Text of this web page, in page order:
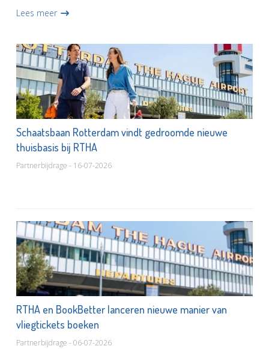
over de...
Lees meer
Schaatsbaan Rotterdam vindt gedroomde nieuwe
thuisbasis bij RTHA
Partnerbijdrage - 16-07-2026
RTHA en BookBetter lanceren nieuwe manier van
vliegtickets boeken
Partnerbijdrage - 06-07-2026